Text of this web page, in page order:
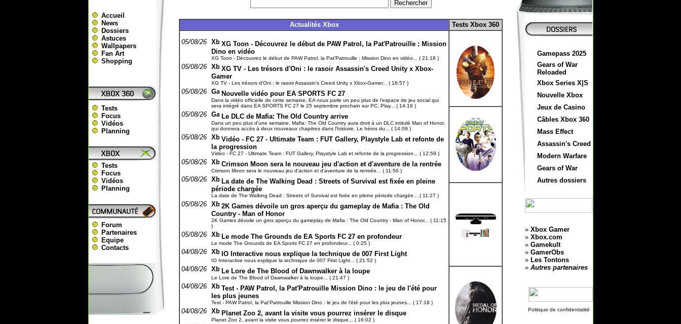
Accueil
News
Dossiers
Astuces
Wallpapers
Fan Art
Shopping
Tests
Focus
Vidéos
Planning
Tests
Focus
Vidéos
Planning
Forum
Partenaires
Equipe
Contacts
Actualités Xbox Tests Xbox 360
05/08/26
XG Toon - Découvrez le début de PAW Patrol, la Pat'Patrouille : Mission
Dino en vidéo
XG Toon - Découvrez le début de PAW Patrol, la Pat'Patrouille : Mission Dino en vidéo... ( 21:18 )
05/08/26
XG TV - Les trésors d'Oni : le rasoir Assassin's Creed Unity x Xbox-
Gamer
XG TV - Les trésors d'Oni : le rasoir Assassin's Creed Unity x Xbox-Gamer... ( 16:57 )
05/08/26 Nouvelle vidéo pour EA SPORTS FC 27
Dans la vidéo officielle de cette semaine, EA nous parle un peu plus de l'espace de jeu social qui
sera intégré dans EA SPORTS FC 27 le 25 septembre prochain sur PC, Play... ( 14:16 )
05/08/26 Le DLC de Mafia: The Old Country arrive
Dans un peu plus d'une semaine, Mafia: The Old Country aura droit à un DLC intitulé Man of Honor,
qui donnera accès à deux nouveaux chapitres dans l'histoire. Le héros du... ( 14:09 )
05/08/26
Vidéo - FC 27 - Ultimate Team : FUT Gallery, Playstyle Lab et refonte de
la progression
Vidéo - FC 27 - Ultimate Team : FUT Gallery, Playstyle Lab et refonte de la progression... ( 12:59 )
05/08/26 Crimson Moon sera le nouveau jeu d'action et d'aventure de la rentrée
Crimson Moon sera le nouveau jeu d'action et d'aventure de la rentrée... ( 11:50 )
05/08/26
La date de The Walking Dead : Streets of Survival est fixée en pleine
période chargée
La date de The Walking Dead : Streets of Survival est fixée en pleine période chargée... ( 11:27 )
05/08/26
2K Games dévoile un gros aperçu du gameplay de Mafia : The Old
Country - Man of Honor
2K Games dévoile un gros aperçu du gameplay de Mafia : The Old Country - Man of Honor... ( 11:15
)
05/08/26 Le mode The Grounds de EA Sports FC 27 en profondeur
Le mode The Grounds de EA Sports FC 27 en profondeur... ( 0:25 )
04/08/26 IO Interactive nous explique la technique de 007 First Light
IO Interactive nous explique la technique de 007 First Light... ( 21:52 )
04/08/26 Le Lore de The Blood of Dawnwalker à la loupe
Le Lore de The Blood of Dawnwalker à la loupe... ( 21:47 )
04/08/26
Test - PAW Patrol, la Pat'Patrouille Mission Dino : le jeu de l'été pour
les plus jeunes
Test - PAW Patrol, la Pat'Patrouille Mission Dino : le jeu de l'été pour les plus jeunes... ( 17:18 )
04/08/26 Planet Zoo 2, avant la visite vous pourrez insérer le disque
Planet Zoo 2, avant la visite vous pourrez insérer le disque... ( 16:02 )
Gamepass 2025
Gears of War
Reloaded
Xbox Series X|S
Nouvelle Xbox
Jeux de Casino
Câbles Xbox 360
Mass Effect
Assassin's Creed
Modern Warfare
Gears of War
Autres dossiers
» Xbox Gamer
» Xbox.com
» Gamekult
» GamerObs
» Les Tontons
»Autres partenaires
Politique de confidentialité